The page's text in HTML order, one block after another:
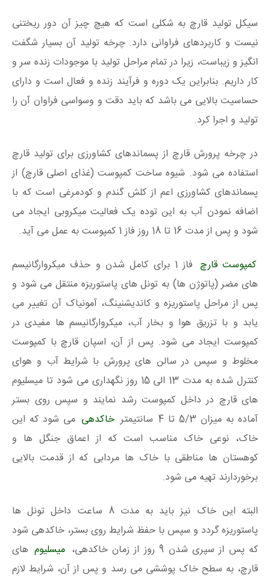
سیکل تولید قارچ به شکلی است که هیچ چیز آن دور ریختنی
نیست و کاربردهای فراوانی دارد. چرخه تولید آن بسیار شگفت
انگیز و زیباست، زیرا در تمام مراحل تولید با موجودات زنده سر و
کار داریم. بنابراین یک دوره و فرآیند زنده و فعال است و دارای
حساسیت بالایی می باشد که باید دقت و وسواسی فراوان آن را
تولید و اجرا کرد.
در چرخه پرورش قارچ از پسماندهای کشاورزی برای تولید قارچ
استفاده می شود. شیوه ساخت کمپوست (غذای اصلی قارچ) از
پسماندهای کشاورزی اعم از کلش گندم و کودمرغی است که با
اضافه نمودن آب به این توده یک فعالیت میکروبی ایجاد می
شود و پس از مدت 16 تا 18 روز فاز 1 کمپوست به عمل می آید.
کمپوست قارچ
فاز 1 برای کامل شدن و حذف میکروارگانیسم
های مضر (پاتوژن ها) به تونل های پاستوریزه منتقل می شود و
پس از مراحل پاستوریزه و کاندیشنینگ، آمونیاک آن تغییر می
یابد و با تزریق هوا و بخار آب، میکروارگانیسم ها مفیدی در
کمپوست ایجاد می شود. پس از آن، اسپان قارچ با کمپوست
مخلوط و سپس در سالن های پرورش با شرایط آب و هوای
کنترل شده به مدت 13 الی 15 روز نگهداری می شود تا میسلیوم
های قارچ در داخل کمپوست رشد نمایند و سپس روی بستر
آماده به میزان 5/3 تا 4 سانتیمتر
خاکدهی می شود که این
خاک، نوعی خاک مناسب است که از اعماق جنگل ها و
کوهستان ها مناطقی با خاک ها مردابی که از قدمت بالایی
برخوردارند تهیه می شود.
البته این خاک نیز باید به مدت 8 ساعت داخل تونل ها
پاستوریزه گردد و سپس با حفظ شرایط روی بستر، خاکدهی شود
که پس از سپری شدن 9 روز از زمان خاکدهی،
میسلیوم های
قارچ، به سطح خاک پوششی می رسد و پس از آن، شرایط لازم